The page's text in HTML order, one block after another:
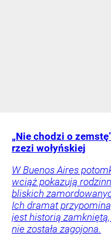
„Nie chodzi o
rzezi wołyńskiej
W Buenos Aires
wciąż pokazują
bliskich
Ich dramat
jest historią
nie została zagojona.